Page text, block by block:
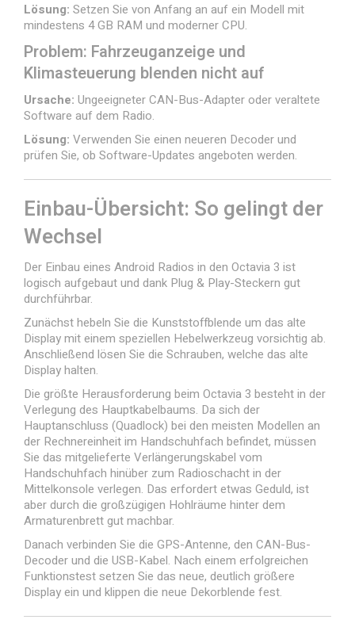
Lösung: Setzen Sie von Anfang an auf ein Modell mit
mindestens 4 GB RAM und moderner CPU.
Problem: Fahrzeuganzeige und
Klimasteuerung blenden nicht auf
Ursache: Ungeeigneter CAN-Bus-Adapter oder veraltete
Software auf dem Radio.
Lösung: Verwenden Sie einen neueren Decoder und
prüfen Sie, ob Software-Updates angeboten werden.
Einbau-Übersicht: So gelingt der
Wechsel
Der Einbau eines Android Radios in den Octavia 3 ist
logisch aufgebaut und dank Plug & Play-Steckern gut
durchführbar.
Zunächst hebeln Sie die Kunststoffblende um das alte
Display mit einem speziellen Hebelwerkzeug vorsichtig ab.
Anschließend lösen Sie die Schrauben, welche das alte
Display halten.
Die größte Herausforderung beim Octavia 3 besteht in der
Verlegung des Hauptkabelbaums. Da sich der
Hauptanschluss (Quadlock) bei den meisten Modellen an
der Rechnereinheit im Handschuhfach befindet, müssen
Sie das mitgelieferte Verlängerungskabel vom
Handschuhfach hinüber zum Radioschacht in der
Mittelkonsole verlegen. Das erfordert etwas Geduld, ist
aber durch die großzügigen Hohlräume hinter dem
Armaturenbrett gut machbar.
Danach verbinden Sie die GPS-Antenne, den CAN-Bus-
Decoder und die USB-Kabel. Nach einem erfolgreichen
Funktionstest setzen Sie das neue, deutlich größere
Display ein und klippen die neue Dekorblende fest.